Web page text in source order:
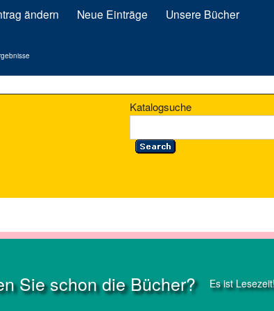
ändern Neue Einträge Unsere Bücher
Katalogsuche
Sie schon die Bücher? Es ist